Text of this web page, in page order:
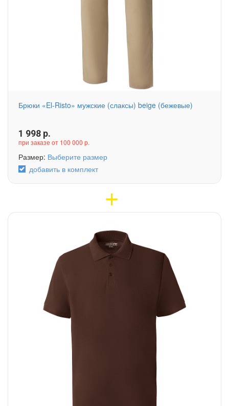
Брюки «El-Risto» мужские (слаксы) beige (бежевые)
1 998 р.
при заказе от 100 000 р.
Размер: Выберите размер
добавить в комплект